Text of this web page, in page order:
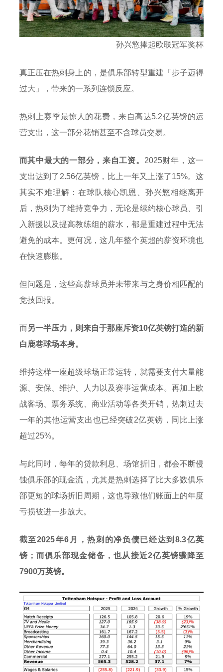
孙兴慜捧起欧联冠军奖杯
真正压在热刺身上的，是俱乐部转型重建「步子迈得
过大」，带来的一系列连锁反应。
热刺上赛季最惊人的花费，来自高达5.2亿英镑的运
营支出，这一部分花销甚至不含球员交易。
而其中最大的一部分，来自工资。 2025财年，这一
支出达到了2.56亿英镑，比上一年又上涨了15%。这
其实不难理解：在球队核心凯恩、孙兴慜相继离开
后，热刺为了维持竞争力，无论是续约核心球员、引
入新援以及提高教练组的薪水，都是重建过程中无法
避免的成本。更何况，这几年整个英超的薪资环境也
在快速膨胀。
但问题是，这些高薪球员并未带来与之身价相匹配的
竞技回报。
而另一半压力，则来自于那座斥资10亿英镑打造的新
白鹿巷球场本身。
维持这样一座超级球场正常运转，就需要支付大量能
源、安保、维护、人力以及赛事运营成本。再加上欧
战客场、票务系统、商业活动等各类开销，热刺过去
一年的其他运营支出也已经突破2亿英镑，同比上涨
超过25%。
与此同时，每年的贷款利息、场馆折旧，都会不断侵
蚀俱乐部的现金流，尤其是热刺选择了比大多数俱乐
部更短的球场折旧周期，这也导致他们账面上的年度
亏损被进一步放大。
截至2025年6月，热刺的净负债已经达到8.3亿英
镑；而俱乐部现金储备，也从接近2亿英镑骤降至
7900万英镑。